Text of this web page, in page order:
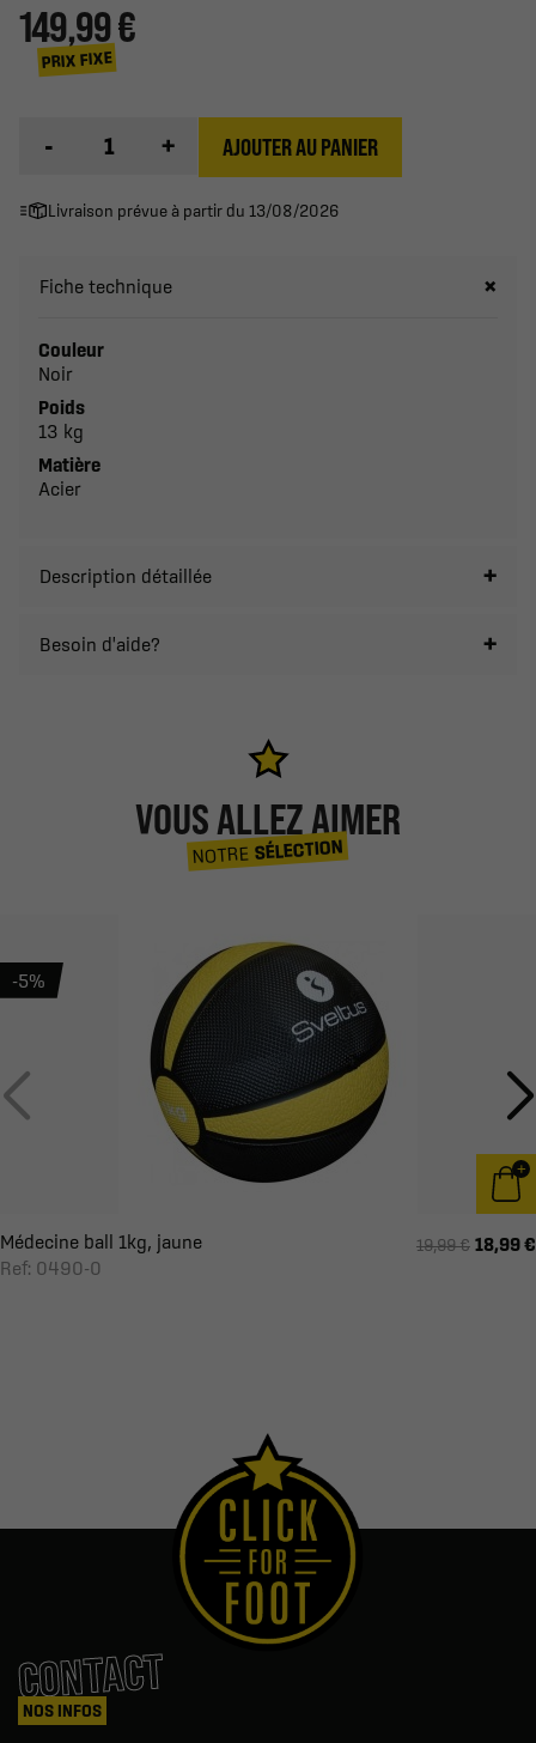
149,99 €
PRIX FIXE
- + AJOUTER AU PANIER
Livraison prévue à partir du 13/08/2026
Fiche technique
Couleur
Noir
Poids
13 kg
Matière
Acier
Description détaillée
Besoin d'aide?
VOUS ALLEZ AIMER
NOTRESÉLECTION
Médecine ball 1kg, jaune
Ref: 0490-0
19,99 € 18,99 €
-5%
CONTACT
NOS INFOS